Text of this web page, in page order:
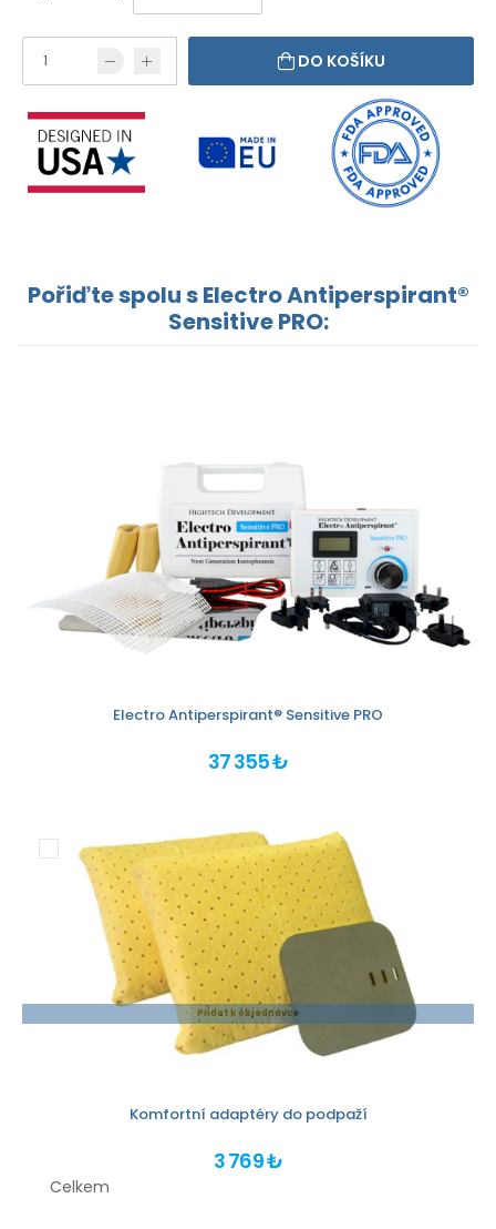
DO KOŠÍKU
Pořiďte spolu s Electro Antiperspirant®
Sensitive PRO:
Electro Antiperspirant® Sensitive PRO
37 355 ₺
Přidat k objednávce
Komfortní adaptéry do podpaží
3 769 ₺
Celkem